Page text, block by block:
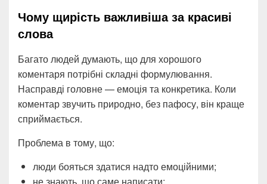
Чому щирість важливіша за красиві
слова
Багато людей думають, що для хорошого
коментаря потрібні складні формулювання.
Насправді головне — емоція та конкретика. Коли
коментар звучить природно, без пафосу, він краще
сприймається.
Проблема в тому, що:
люди бояться здатися надто емоційними;